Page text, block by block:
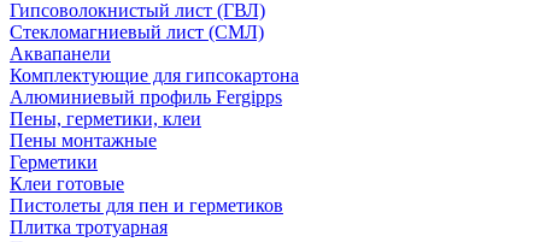
Гипсоволокнистый лист (ГВЛ)
Стекломагниевый лист (СМЛ)
Аквапанели
Комплектующие для гипсокартона
Алюминиевый профиль Fergipps
Пены, герметики, клеи
Пены монтажные
Герметики
Клеи готовые
Пистолеты для пен и герметиков
Плитка тротуарная